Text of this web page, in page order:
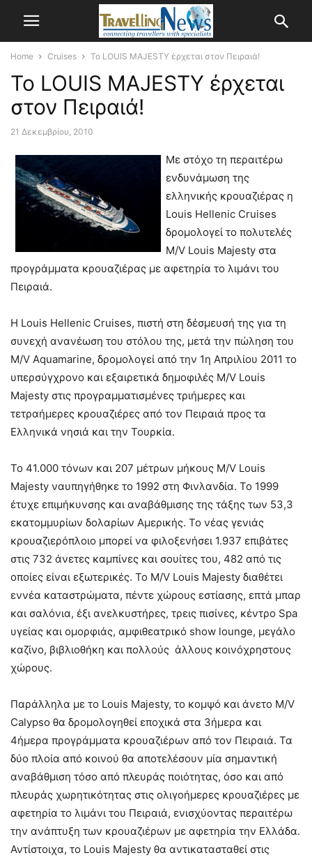
Home Cruises Το LOUIS MAJESTY έρχεται στον Πειραιά!
Το LOUIS MAJESTY έρχεται
στον Πειραιά!
21 Δεκεμβρίου, 2010
Με στόχο τη περαιτέρω
ενδυνάμωση της
ελληνικής κρουαζιέρας η
Louis Hellenic Cruises
δρομολογεί το πολυτελές
M/V Louis Majesty στα
προγράμματα κρουαζιέρας με αφετηρία το λιμάνι του
Πειραιά.
Η Louis Hellenic Cruises, πιστή στη δέσμευσή της για τη
συνεχή ανανέωση του στόλου της, μετά την πώληση του
M/V Aquamarine, δρομολογεί από την 1η Απριλίου 2011 το
υπερσύγχρονο και εξαιρετικά δημοφιλές M/V Louis
Majesty στις προγραμματισμένες τριήμερες και
τετραήμερες κρουαζιέρες από τον Πειραιά προς τα
Ελληνικά νησιά και την Τουρκία.
Το 41.000 τόνων και 207 μέτρων μήκους M/V Louis
Majesty ναυπηγήθηκε το 1992 στη Φινλανδία. Το 1999
έτυχε επιμήκυνσης και αναβάθμισης της τάξης των 53,3
εκατομμυρίων δολαρίων Αμερικής. Το νέας γενιάς
κρουαζιερόπλοιο μπορεί να φιλοξενήσει 1.937 επιβάτες
στις 732 άνετες καμπίνες και σουίτες του, 482 από τις
οποίες είναι εξωτερικές. Το M/V Louis Majesty διαθέτει
εννέα καταστρώματα, πέντε χώρους εστίασης, επτά μπαρ
και σαλόνια, έξι ανελκυστήρες, τρεις πισίνες, κέντρο Spa
υγείας και ομορφιάς, αμφιθεατρικό show lounge, μεγάλο
καζίνο, βιβλιοθήκη και πολλούς άλλους κοινόχρηστους
χώρους.
Παράλληλα με το Louis Majesty, το κομψό και άνετο M/V
Calypso θα δρομολογηθεί εποχικά στα 3ήμερα και
4ήμερα προγράμματα κρουαζιέρων από τον Πειραιά. Τα
δύο πλοία από κοινού θα αποτελέσουν μία σημαντική
αναβάθμιση τόσο από πλευράς ποιότητας, όσο και από
πλευράς χωρητικότητας στις ολιγοήμερες κρουαζιέρες με
αφετηρία το λιμάνι του Πειραιά, ενισχύοντας περαιτέρω
την ανάπτυξη των κρουαζιέρων με αφετηρία την Ελλάδα.
Αντίστοιχα, τo Louis Majesty θα αντικατασταθεί στις